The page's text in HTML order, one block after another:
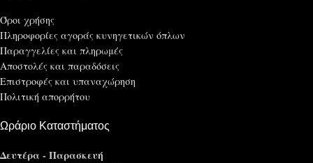
Όροι χρήσης
Πληροφορίες αγοράς κυνηγετικών όπλων
Παραγγελίες και πληρωμές
Αποστολές και παραδόσεις
Επιστροφές και υπαναχώρηση
Πολιτική απορρήτου
Ωράριο Καταστήματος
Δευτέρα - Παρασκευή